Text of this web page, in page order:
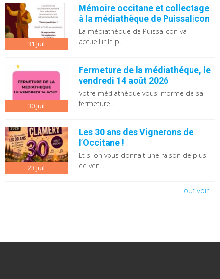
31 Juil
Mémoire occitane et collectage
à la médiathèque de Puissalicon
La médiathèque de Puissalicon va
accueillir le p...
30Juil
Fermeture de la médiathéque, le
vendredi 14 août 2026
Votre médiathèque vous informe de sa
fermeture...
23 Juil
Les 30 ans des Vignerons de
l’Occitane !
Et si on vous donnait une raison de plus
de ven...
Tout voir...